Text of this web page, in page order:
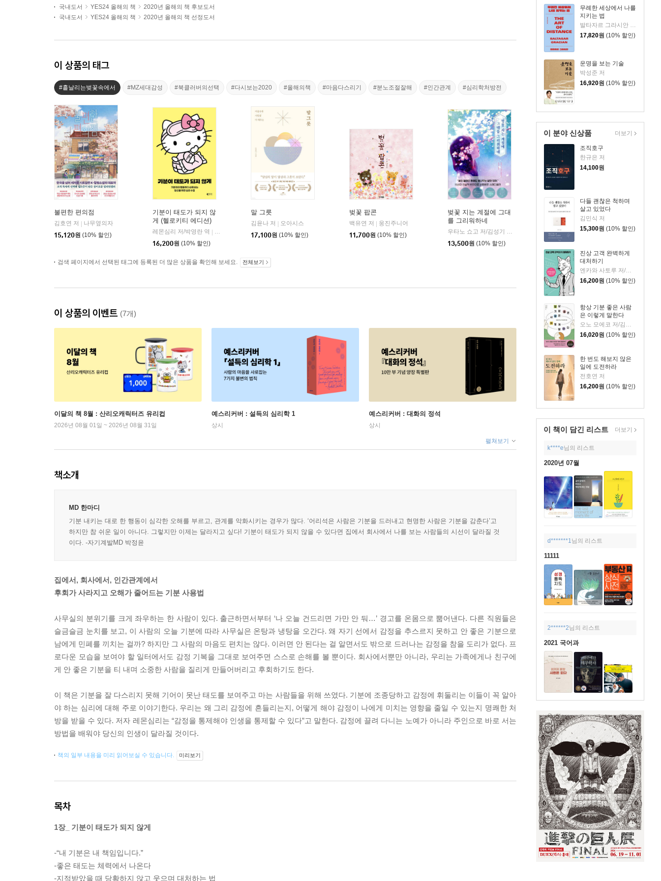
무례한 세상에서 나를
지키는 법
17,820원 (10% 할인)
운명을 보는 기술
박성준 저
16,920원 (10% 할인)
이 분야 신상품
조직호구
한규은 저
14,100원
다들 괜찮은 척하며
살고 있었다
김민식 저
15,300원 (10% 할인)
진상 고객 완벽하게
대처하기
엔카와 사토루 저/이주 역
16,200원 (10% 할인)
항상 기분 좋은 사람
은 이렇게 말한다
16,020원 (10% 할인)
한 번도 해보지 않은
일에 도전하라
전호연 저
16,200원 (10% 할인)
더보기
이 책이 담긴 리스트 더보기
k****e님의 리스트
2020년 07월
d*******1님의 리스트
11111
2******2님의 리스트
2021 국어과
국내도서 YES24 올해의 책
2020년 올해의 책 후보도서
국내도서
YES24 올해의 책 2020년 올해의 책 선정도서
이 상품의 태그
#흩날리는벚꽃속에서 #MZ세대감성 #북클러버의선택 #다시보는2020 #올해의책 #마음다스리기 #분노조절잘해 #인간관계 #심리학처방전
불편한 편의점
김호연 저
나무옆의자
15,120원 (10% 할인)
기분이 태도가 되지 않
게 (헬로키티 에디션)
레몬심리 저/박영란 역
갤리온
16,200원 (10% 할인)
말 그릇
김윤나 저
오아시스
17,100원 (10% 할인)
벚꽃 팝콘
백유연 저
웅진주니어
11,700원 (10% 할인)
벚꽃 지는 계절에 그대
를 그리워하네
우타노 쇼고 저/김성기 역
한스미디어
13,500원 (10% 할인)
검색 페이지에서 선택된 태그에 등록된 더 많은 상품을 확인해 보세요. 전체보기
이 상품의 이벤트 (7개)
이달의 책 8월 : 산리오캐릭터즈 유리컵
2026년 08월 01일 ~ 2026년 08월 31일
예스리커버 : 설득의 심리학 1
상시
예스리커버 : 대화의 정석
상시
펼쳐보기
책소개
MD 한마디
기분 내키는 대로 한 행동이 심각한 오해를 부르고, 관계를 악화시키는 경우가 많다. ‘어리석은 사람은 기분을 드러내고 현명한 사람은 기분을 감춘다’고
하지만 참 쉬운 일이 아니다. 그렇지만 이제는 달라지고 싶다! 기분이 태도가 되지 않을 수 있다면 집에서 회사에서 나를 보는 사람들의 시선이 달라질 것
이다. -자기계발MD 박정윤
집에서, 회사에서, 인간관계에서
후회가 사라지고 오해가 줄어드는 기분 사용법
사무실의 분위기를 크게 좌우하는 한 사람이 있다. 출근하면서부터 ‘나 오늘 건드리면 가만 안 둬…’ 경고를 온몸으로 뿜어낸다. 다른 직원들은
슬금슬금 눈치를 보고, 이 사람의 오늘 기분에 따라 사무실은 온탕과 냉탕을 오간다. 왜 자기 선에서 감정을 추스르지 못하고 안 좋은 기분으로
남에게 민폐를 끼치는 걸까? 하지만 그 사람의 마음도 편치는 않다. 이러면 안 된다는 걸 알면서도 밖으로 드러나는 감정을 참을 도리가 없다. 프
로다운 모습을 보여야 할 일터에서도 감정 기복을 그대로 보여주면 스스로 손해를 볼 뿐이다. 회사에서뿐만 아니라, 우리는 가족에게나 친구에
게 안 좋은 기분을 티 내며 소중한 사람을 질리게 만들어버리고 후회하기도 한다.
이 책은 기분을 잘 다스리지 못해 기어이 못난 태도를 보여주고 마는 사람들을 위해 쓰였다. 기분에 조종당하고 감정에 휘둘리는 이들이 꼭 알아
야 하는 심리에 대해 주로 이야기한다. 우리는 왜 그리 감정에 흔들리는지, 어떻게 해야 감정이 나에게 미치는 영향을 줄일 수 있는지 명쾌한 처
방을 받을 수 있다. 저자 레몬심리는 “감정을 통제해야 인생을 통제할 수 있다”고 말한다. 감정에 끌려 다니는 노예가 아니라 주인으로 바로 서는
방법을 배워야 당신의 인생이 달라질 것이다.
책의 일부 내용을 미리 읽어보실 수 있습니다. 미리보기
목차
1장_ 기분이 태도가 되지 않게
-“내 기분은 내 책임입니다.”
-좋은 태도는 체력에서 나온다
-지적받았을 때 당황하지 않고 웃으며 대처하는 법